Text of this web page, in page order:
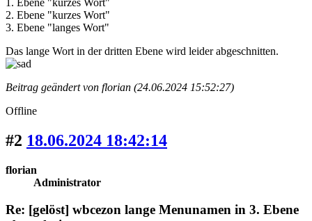
1. Ebene "kurzes Wort"
2. Ebene "kurzes Wort"
3. Ebene "langes Wort"
Das lange Wort in der dritten Ebene wird leider abgeschnitten.
Beitrag geändert von florian (24.06.2024 15:52:27)
Offline
#2 18.06.2024 18:42:14
florian
Administrator
Re: [gelöst] wbcezon lange Menunamen in 3. Ebene